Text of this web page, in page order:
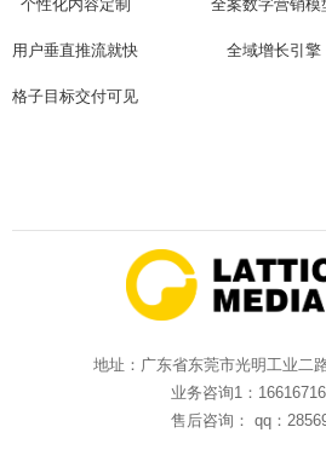
个性化内容定制
用户垂直推流就快
格子目标交付可见
全案数字营销模
全域增长引擎
地址：广东省东莞市光明工业二
业务咨询1：
售后咨询： qq：